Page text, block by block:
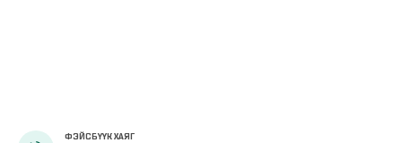
ФЭЙСБҮҮК ХАЯГ